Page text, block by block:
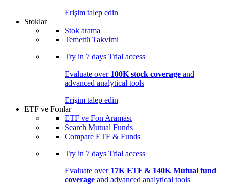
Erişim talep edin
Stoklar
Stok arama
Temettü Takvimi
Try in 7 days Trial access
Evaluate over 100K stock coverage and
advanced analytical tools
Erişim talep edin
ETF ve Fonlar
ETF ve Fon Araması
Search Mutual Funds
Compare ETF & Funds
Try in 7 days Trial access
Evaluate over 17K ETF & 140K Mutual fund
coverage and advanced analytical tools